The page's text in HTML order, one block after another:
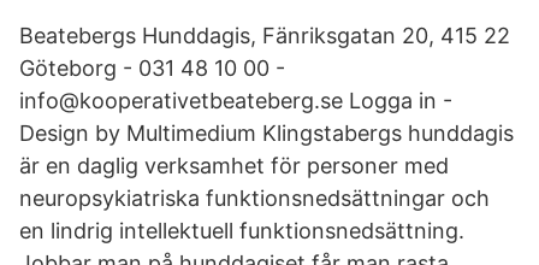
Beatebergs Hunddagis, Fänriksgatan 20, 415 22
Göteborg - 031 48 10 00 -
info@kooperativetbeateberg.se Logga in -
Design by Multimedium Klingstabergs hunddagis
är en daglig verksamhet för personer med
neuropsykiatriska funktionsnedsättningar och
en lindrig intellektuell funktionsnedsättning.